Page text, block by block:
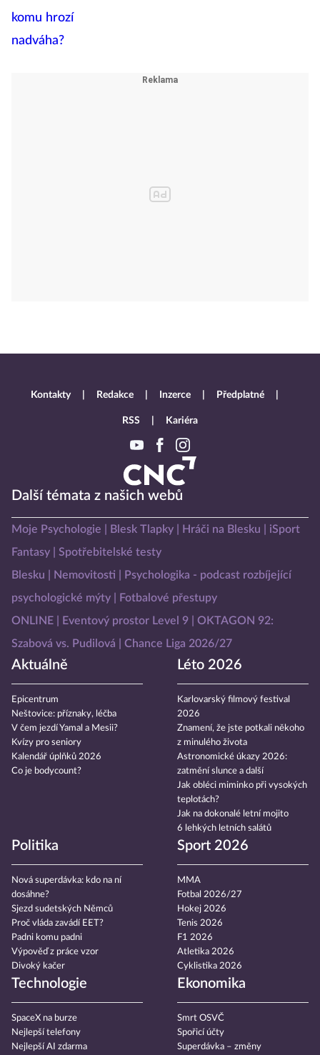
Další témata z našich webů
Moje Psychologie Blesk Tlapky Hráči na Blesku
iSport
Fantasy
Spotřebitelské testy
Blesku
Nemovitosti
Psychologika - podcast rozbíjející
psychologické mýty
Fotbalové přestupy
ONLINE
Eventový prostor Level 9
OKTAGON 92:
Szabová vs. Pudilová
Chance Liga 2026/27
Aktuálně
Epicentrum
Neštovice: příznaky, léčba
V čem jezdí Yamal a Mesii?
Kvízy pro seniory
Kalendář úplňků 2026
Co je bodycount?
Léto 2026
Karlovarský filmový festival
2026
Znamení, že jste potkali někoho
z minulého života
Astronomické úkazy 2026:
zatmění slunce a další
Jak obléci miminko při vysokých
teplotách?
Jak na dokonalé letní mojito
6 lehkých letních salátů
Politika
Nová superdávka: kdo na ní
dosáhne?
Sjezd sudetských Němců
Proč vláda zavádí EET?
Padni komu padni
Výpověď z práce vzor
Divoký kačer
Sport 2026
MMA
Fotbal 2026/27
Hokej 2026
Tenis 2026
F1 2026
Atletika 2026
Cyklistika 2026
Technologie
SpaceX na burze
Nejlepší telefony
Nejlepší AI zdarma
Ekonomika
Smrt OSVČ
Spořicí účty
Superdávka – změny
Kontakty Redakce Inzerce Předplatné
RSS Kariéra